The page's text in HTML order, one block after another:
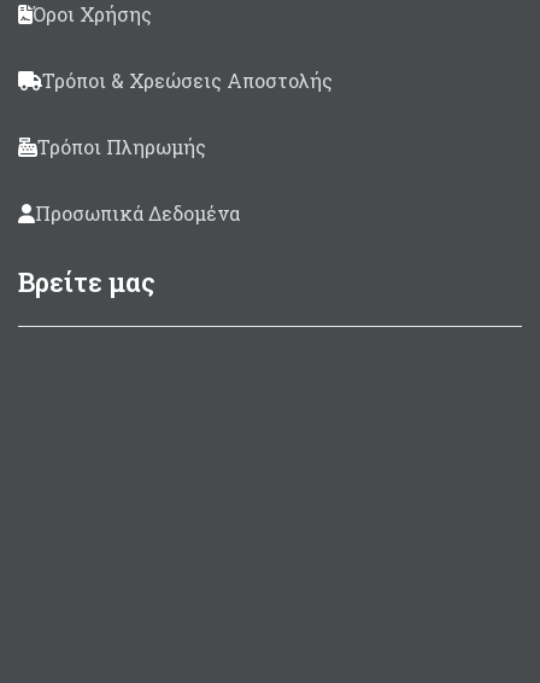
Όροι Χρήσης
Τρόποι & Χρεώσεις Αποστολής
Τρόποι Πληρωμής
Προσωπικά Δεδομένα
Βρείτε μας